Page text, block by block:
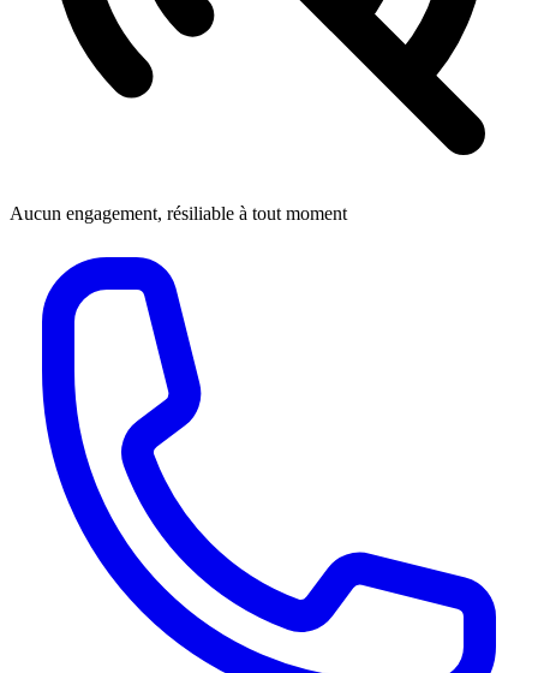
Aucun engagement, résiliable à tout moment